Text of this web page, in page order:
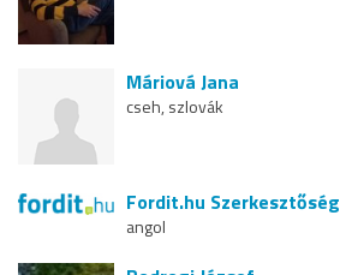
Máriová Jana
cseh, szlovák
Fordit.hu Szerkesztőség
angol